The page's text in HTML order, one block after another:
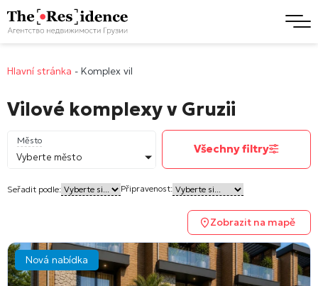
Hlavní stránka - Komplex vil
Vilové komplexy v Gruzii
Město
Vyberte město
Všechny filtry
Seřadit podle: Připravenost:
Zobrazit na mapě
Nová nabídka